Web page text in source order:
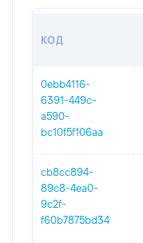
КОД
0ebb4116-
6391-449c-
a590-
bc10f5f106aa
cb8cc894-
89c8-4ea0-
9c2f-
f60b7875bd34